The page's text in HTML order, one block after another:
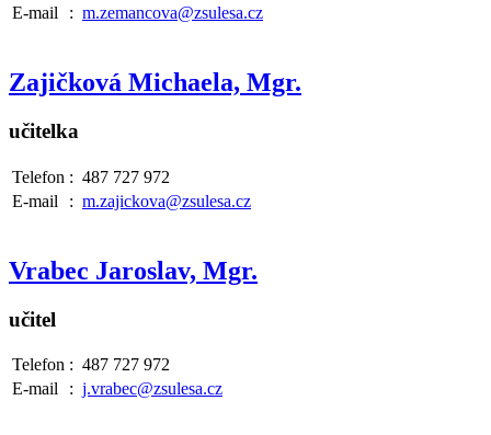
E-mail
: m.zemancova@zsulesa.cz
Zajičková Michaela, Mgr.
učitelka
Telefon : 487 727 972
E-mail
: m.zajickova@zsulesa.cz
Vrabec Jaroslav, Mgr.
učitel
Telefon : 487 727 972
E-mail
: j.vrabec@zsulesa.cz